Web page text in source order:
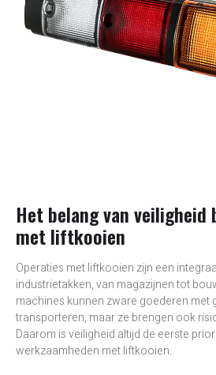
Het belang van
met liftkooien
Operaties met liftkooien zijn een
industrietakken, van magazijnen tot
machines kunnen zware goederen met
transporteren, maar ze brengen ook
Daarom is veiligheid altijd de eerste
werkzaamheden met liftkooien.